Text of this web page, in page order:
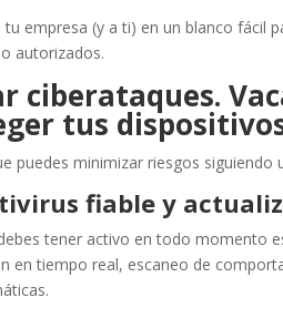
empresa (y a ti) en un blanco fácil
autorizados.
ciberataques.
tus
puedes minimizar riesgos siguiendo
fiable y
tener activo en todo momento
en tiempo real, escaneo de